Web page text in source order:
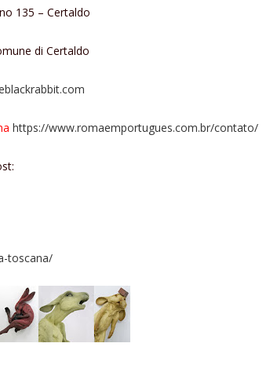
135 – Certaldo
di Certaldo
https://www.romaemportugues.com.br/contato/
toscana/